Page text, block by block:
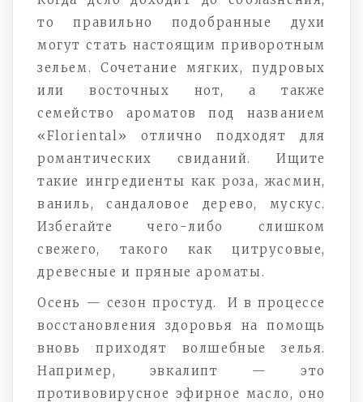
то правильно подобранные духи
могут стать настоящим приворотным
зельем. Сочетание мягких, пудровых
или восточных нот, а также
семейство ароматов под названием
«Floriental» отлично подходят для
романтических свиданий. Ищите
такие ингредиенты как роза, жасмин,
ваниль, сандаловое дерево, мускус.
Избегайте чего-либо слишком
свежего, такого как цитрусовые,
древесные и пряные ароматы.
Осень — сезон простуд. И в процессе
восстановления здоровья на помощь
вновь приходят волшебные зелья.
Например, эвкалипт — это
противовирусное эфирное масло, оно